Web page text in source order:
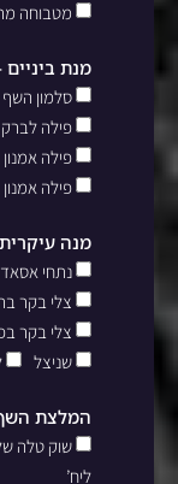
מטבוחה
מנת ביניים - עד 2 סוגים
סלמון
פילה לברק
פילה
פילה
מנה עיקרית - עד 2 סוגים
נתחי
צלי בקר
צלי בקר
שניצל
המלצת
ליח’